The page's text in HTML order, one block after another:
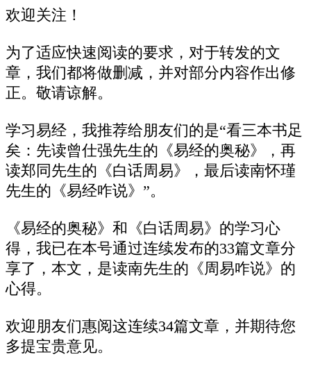
欢迎关注！
为了适应快速阅读的要求，对于转发的文
章，我们都将做删减，并对部分内容作出修
正。敬请谅解。
学习易经，我推荐给朋友们的是“看三本书足
矣：先读曾仕强先生的《易经的奥秘》，再
读郑同先生的《白话周易》，最后读南怀瑾
先生的《易经咋说》”。
《易经的奥秘》和《白话周易》的学习心
得，我已在本号通过连续发布的33篇文章分
享了，本文，是读南先生的《周易咋说》的
心得。
欢迎朋友们惠阅这连续34篇文章，并期待您
多提宝贵意见。